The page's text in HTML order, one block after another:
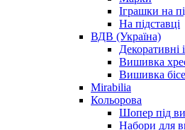
Іграшки на
На підставці
ВДВ (Україна)
Декоративні
Вишивка
Вишивка
Mirabilia
Кольорова
Шопер під
Набори для